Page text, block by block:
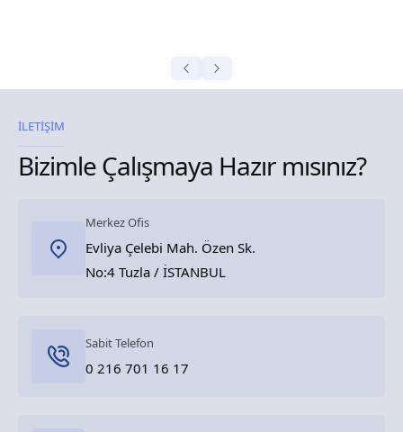
İLETİŞİM
Bizimle Çalışmaya Hazır mısınız?
Merkez Ofis
Evliya Çelebi Mah. Özen Sk.
No:4 Tuzla / İSTANBUL
Sabit Telefon
0 216 701 16 17